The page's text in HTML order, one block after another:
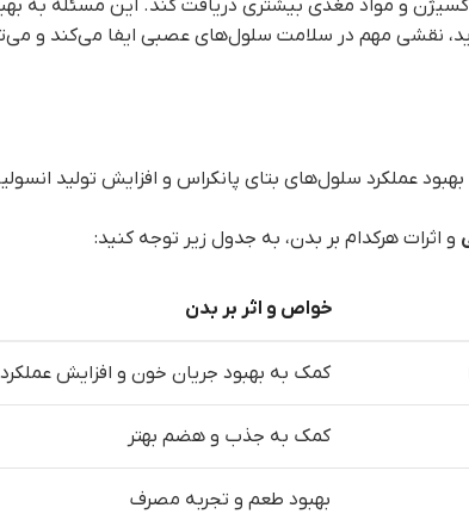
و مواد مغذی بیشتری دریافت کند. این مسئله به
نقشی مهم در سلامت سلول‌های عصبی ایفا می‌کند و
عملکرد سلول‌های بتای پانکراس و افزایش تولید
و اثرات هرکدام بر بدن، به جدول زیر توجه کنید:
خواص و اثر بر بدن
کمک به بهبود جریان خون و افزایش
کمک به جذب و هضم بهتر
بهبود طعم و تجربه مصرف